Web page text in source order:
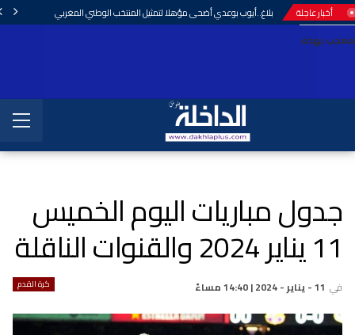
أخبار عاجلة بلاغ..أيوب بوعدي أضحى مؤهلا لتمثيل المنتخب الوطني المغربي
معجب بهذه:
جدول مباريات اليوم الخميس
11 يناير 2024 والقنوات الناقلة
كرة القدم في 11 - يناير - 2024 | 14:40 مساءً